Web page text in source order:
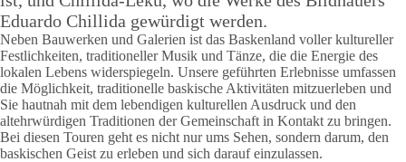
Eduardo Chillida gewürdigt werden.
Neben Bauwerken und Galerien ist das Baskenland voller kultureller
Festlichkeiten, traditioneller Musik und Tänze, die die Energie des
lokalen Lebens widerspiegeln. Unsere geführten Erlebnisse umfassen
die Möglichkeit, traditionelle baskische Aktivitäten mitzuerleben und
Sie hautnah mit dem lebendigen kulturellen Ausdruck und den
altehrwürdigen Traditionen der Gemeinschaft in Kontakt zu bringen.
Bei diesen Touren geht es nicht nur ums Sehen, sondern darum, den
baskischen Geist zu erleben und sich darauf einzulassen.